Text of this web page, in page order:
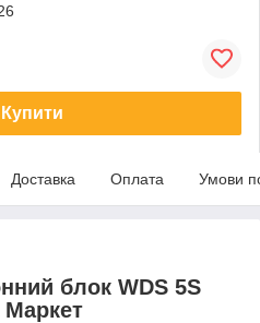
Купити
Доставка Оплата Умови
блок WDS 5S
Маркет